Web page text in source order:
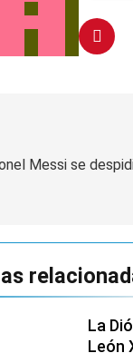
Messi se
La
León